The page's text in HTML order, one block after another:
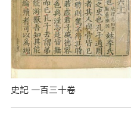
史記 一百三十卷